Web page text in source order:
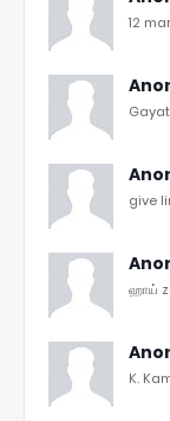
12
give
ஹாய்
K.